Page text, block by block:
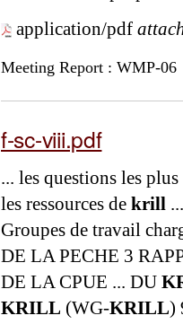
application/pdf
Meeting Report : WMP-06
f-sc-viii.pdf
... les questions les
les ressources de krill
Groupes de travail
DE LA PECHE 3
DE LA CPUE ... DU
KRILL (WG-KRILL)